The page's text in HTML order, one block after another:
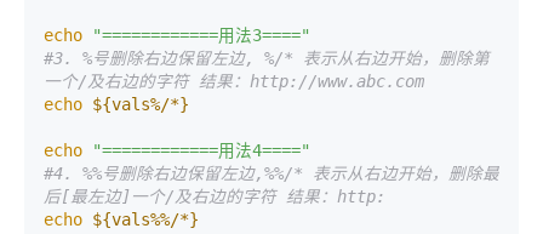
echo
"============用法3===="
#3. %号删除右边保留左边, %/* 表示从右边开始，删除第
一个/及右边的字符 结果：http://www.abc.com
echo ${vals%/*}
echo
"============用法4===="
#4. %%号删除右边保留左边,%%/* 表示从右边开始，删除最
后[最左边]一个/及右边的字符 结果：http:
echo ${vals%%/*}